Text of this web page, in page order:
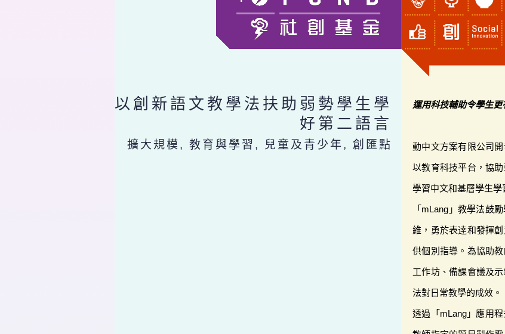
以創新語文教學法扶助弱勢學生學
好第二語言
擴大規模, 教育與學習, 兒童及青少年, 創匯點
運用科技輔助令學生
動中文方案有限公司
以教育科技平台，協
學習中文和基層學生學
「mLang」教學法鼓
維，勇於表逹和發揮
供個別指導。為協助
工作坊、備課會議及
法對日常教學的成效。
透過「mLang」應用